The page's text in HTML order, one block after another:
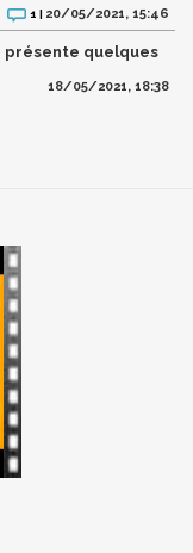
1 | 20/05/2021, 15:46
présente quelques
18/05/2021, 18:38